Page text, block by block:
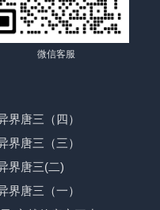
微信客服
界唐三（四）
界唐三（三）
界唐三(二)
界唐三（一）